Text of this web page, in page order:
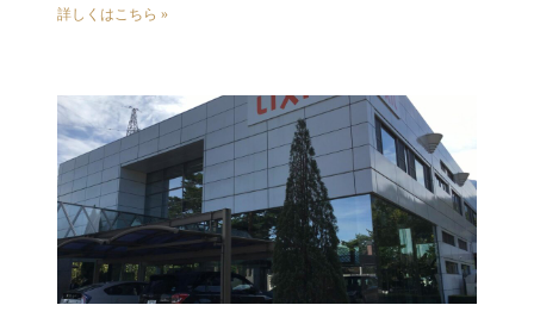
詳しくはこちら »